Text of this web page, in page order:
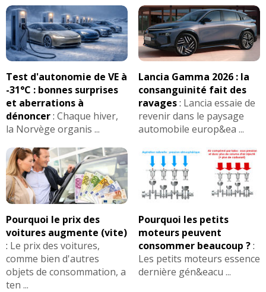
Test d'autonomie de VE à
-31°C : bonnes surprises
et aberrations à
dénoncer: Chaque hiver,
la Norvège organis ...
Lancia Gamma 2026 : la
consanguinité fait des
ravages: Lancia essaie de
revenir dans le paysage
automobile europ&ea ...
Pourquoi le prix des
voitures augmente (vite)
: Le prix des voitures,
comme bien d'autres
objets de consommation, a
ten ...
Pourquoi les petits
moteurs peuvent
consommer beaucoup ?:
Les petits moteurs essence
dernière gén&eacu ...